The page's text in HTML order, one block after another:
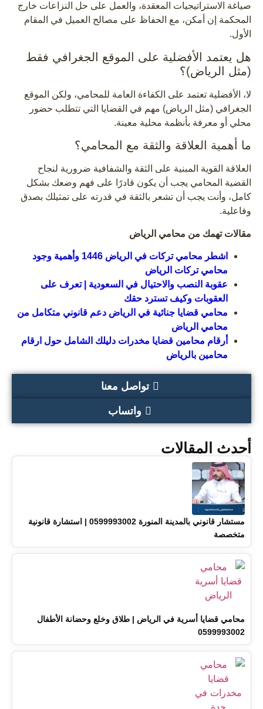
تواصل معنا
واتساب
أحدث المقالات
مستشار قانوني بالمدينة المنورة 0599993002 | استشارة قانونية
متخصصة
محامي قضايا أسرية في الرياض | طلاق وخلع وحضانة الأطفال
0599993002
صياغة الاستراتيجيات المعقدة، والعمل على حل النزاعات خارج
المحكمة إن أمكن، مع الحفاظ على مصالح العميل في المقام
الأول.
هل يعتمد الأفضلية على الموقع الجغرافي فقط
(مثل الرياض)؟
لا، الأفضلية تعتمد على الكفاءة العامة للمحامي، ولكن الموقع
الجغرافي (مثل الرياض) مهم في القضايا التي تتطلب حضور
محلي أو معرفة بأنظمة محلية معينة.
ما أهمية العلاقة والثقة مع المحامي؟
العلاقة القوية المبنية على الثقة والشفافية ضرورية لنجاح
القضية المحامي يجب أن يكون قادرًا على فهم وضعك بشكل
كامل، وأنت يجب أن تشعر بالثقة في قدرته على تمثيلك بصدق
وفاعلية.
مقالات تهمك من محامي الرياض
اشطر محامي تركات في الرياض 1446 وأهمية وجود
محامي تركات الرياض
عقوبة النصب والاحتيال في السعودية | تعرف على
العقوبات وكيف تسترد حقك
محامي قضايا جنائية في الرياض دعم قانوني متكامل من
محامي الرياض
أرقام محامين قضايا مخدرات دليلك الشامل حول ارقام
محامين بالرياض